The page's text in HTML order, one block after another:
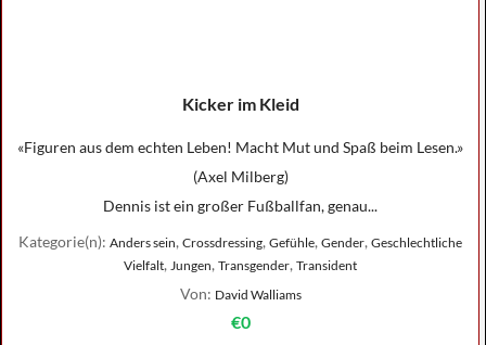
Kicker im Kleid
«Figuren aus dem echten Leben! Macht Mut und Spaß beim Lesen.»
(Axel Milberg)
Dennis ist ein großer Fußballfan, genau...
Kategorie(n): Anders sein, Crossdressing, Gefühle, Gender, Geschlechtliche
Vielfalt, Jungen, Transgender, Transident
Von: David Walliams
€0